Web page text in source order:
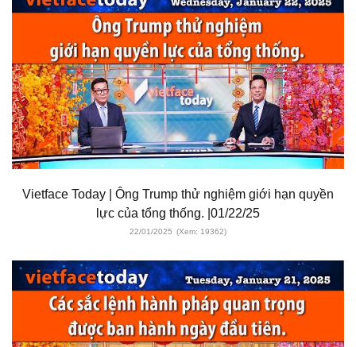
Vietface Today | Ông Trump thử nghiệm giới hạn quyền
lực của tổng thống. |01/22/25
22/01/2025 (Xem: 19362)